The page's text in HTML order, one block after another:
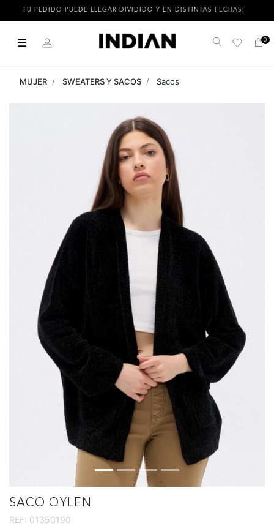
PEDIDO PUEDE LLEGAR DIVIDIDO Y EN DISTINTAS FECHAS!
☰ Buscar 0
MUJER SWEATERS Y SACOS Sacos
SACO QYLEN
REF: 01350190